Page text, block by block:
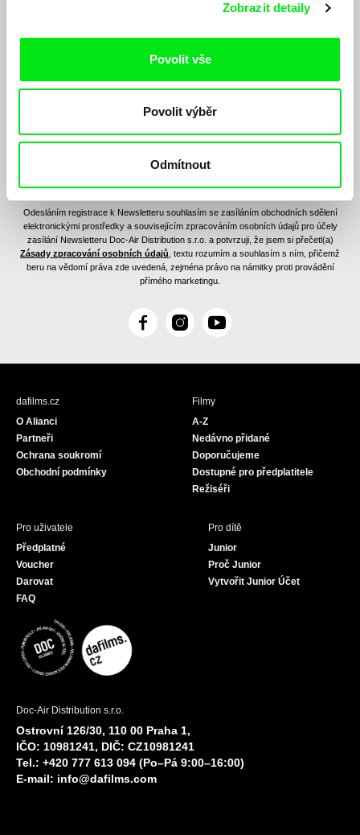
Zobrazit detaily
Povolit vše
Povolit výběr
Odmítnout
Chcete být pravidelně informováni o našem
filmovém programu?
Odesláním registrace k Newsletteru souhlasím se zasíláním obchodních sdělení
elektronickými prostředky a souvisejícím zpracováním osobních údajů pro účely
zasílání Newsletteru Doc-Air Distribution s.r.o. a potvrzuji, že jsem si přečetl(a)
Zásady zpracování osobních údajů , textu rozumím a souhlasím s ním, přičemž
beru na vědomí práva zde uvedená, zejména právo na námitky proti provádění
přímého marketingu.
F
c
I
s
Y
u
dafilms.cz
O Alianci
Partneři
Ochrana soukromí
Obchodní podmínky
Filmy
A-Z
Nedávno přidané
Doporučujeme
Dostupné pro předplatitele
Režiséři
Pro uživatele
Předplatné
Voucher
Darovat
FAQ
Pro dítě
Junior
Proč Junior
Vytvořit Junior Účet
Doc-Air Distribution s.r.o.
Ostrovní 126/30, 110 00 Praha 1,
IČO: 10981241, DIČ: CZ10981241
Tel.: +420 777 613 094 (Po–Pá 9:00–16:00)
E-mail: info@dafilms.com